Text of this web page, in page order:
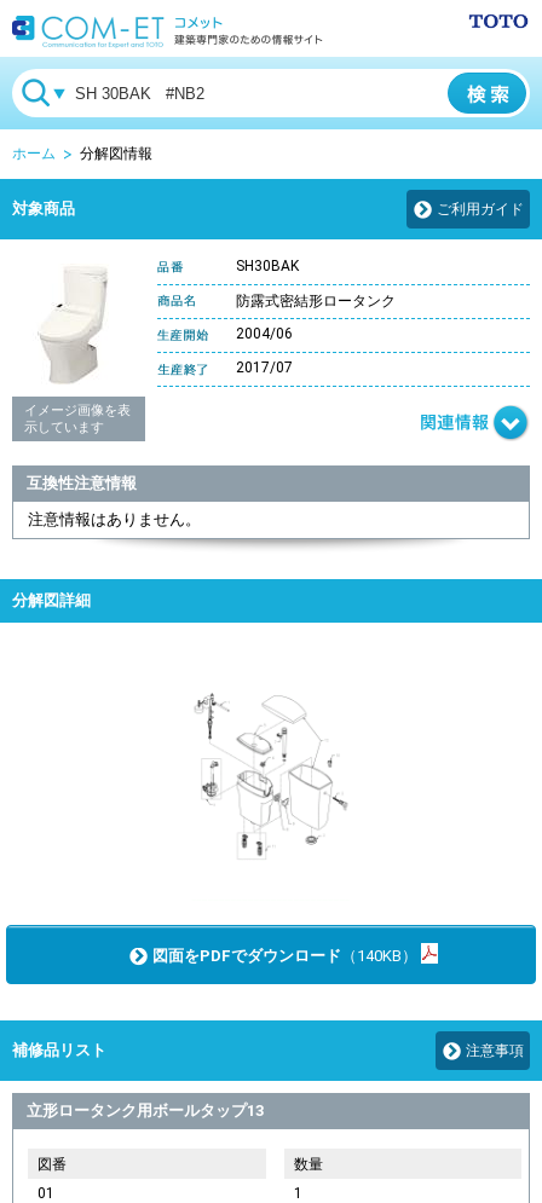
ホーム 分解図情報
対象商品 ご利用ガイド
イメージ画像を表
示しています
SH30BAK
防露式密結形ロータンク
2004/06
2017/07
互換性注意情報
注意情報はありません。
分解図詳細
図面をPDFでダウンロード （140KB）
補修品リスト 注意事項
立形ロータンク用ボールタップ13
図番
01
数量
1